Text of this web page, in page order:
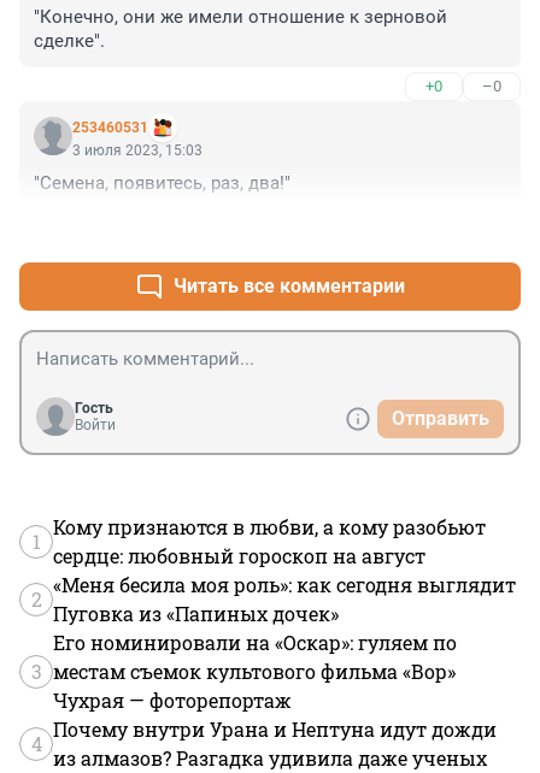
"Конечно, они же имели отношение к зерновой
сделке".
+0 –0
253460531
3 июля 2023, 15:03
"Семена, появитесь, раз, два!"
Читать все комментарии
Гость
Войти
Отправить
1
Кому признаются в любви, а кому разобьют
сердце: любовный гороскоп на август
2
«Меня бесила моя роль»: как сегодня выглядит
Пуговка из «Папиных дочек»
3
Его номинировали на «Оскар»: гуляем по
местам съемок культового фильма «Вор»
Чухрая — фоторепортаж
4
Почему внутри Урана и Нептуна идут дожди
из алмазов? Разгадка удивила даже ученых